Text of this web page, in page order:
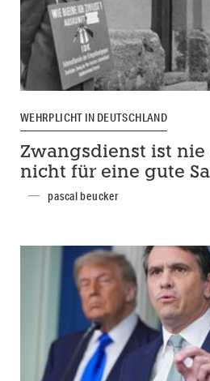
WEHRPLICHT IN DEUTSCHLAND
Zwangsdienst ist nie
nicht für eine gute
pascal beucker